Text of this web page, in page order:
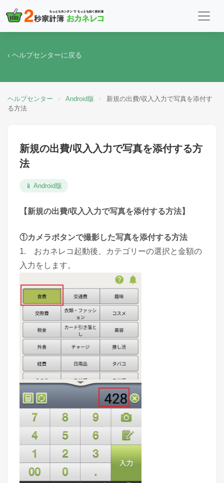
‹ ヘルプセンターに戻る
ヘルプセンター › Android版 ›
新規の出費/収入入力で写真を添付す
る方法
新規の出費/収入入力で写真を添付する方
法
📱 Android版
【新規の出費/収入入力で写真を添付する方法】
①カメラボタンで撮影した写真を添付する方法
1. おカネレコ起動後、カテゴリーの選択と金額の
入力をします。